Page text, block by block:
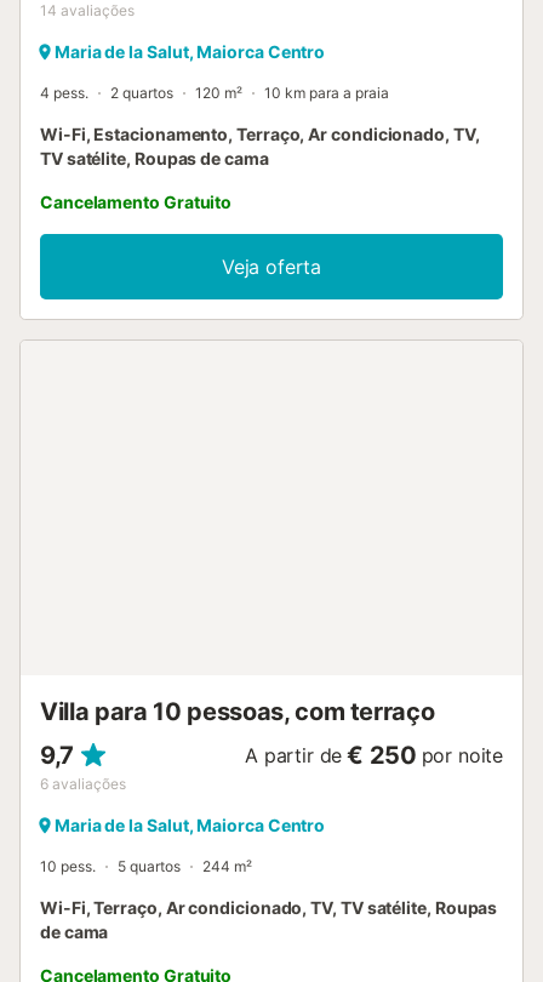
14 avaliações
Maria de la Salut, Maiorca Centro
4 pess. 2 quartos 120 m² 10 km para a praia
Wi-Fi, Estacionamento, Terraço, Ar condicionado, TV,
TV satélite, Roupas de cama
Cancelamento Gratuito
Veja oferta
Villa para 10 pessoas, com terraço
9,7
6 avaliações
A partir de € 250 por noite
Maria de la Salut, Maiorca Centro
10 pess. 5 quartos 244 m²
Wi-Fi, Terraço, Ar condicionado, TV, TV satélite, Roupas
de cama
Cancelamento Gratuito